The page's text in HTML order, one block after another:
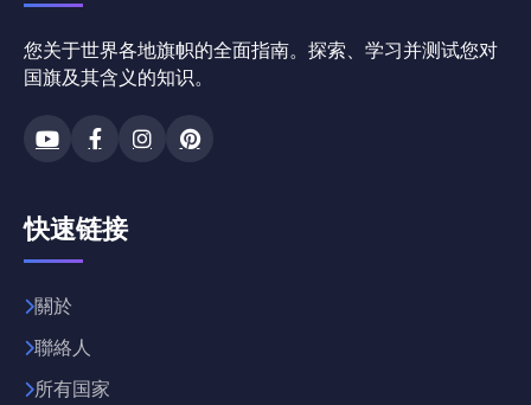
您关于世界各地旗帜的全面指南。探索、学习并测试您对
国旗及其含义的知识。
快速链接
關於
聯絡人
所有国家